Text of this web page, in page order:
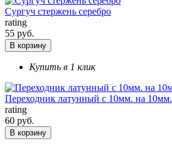
Сургуч стержень серебро
rating
55 руб.
В корзину
Купить в 1 клик
Переходник латунный с 10мм. на 10мм.
rating
60 руб.
В корзину